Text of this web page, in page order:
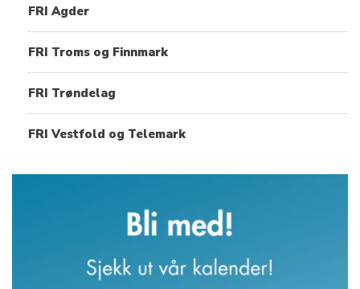
FRI Agder
FRI Troms og Finnmark
FRI Trøndelag
FRI Vestfold og Telemark